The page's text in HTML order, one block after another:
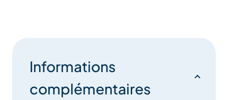
Informations
complémentaires